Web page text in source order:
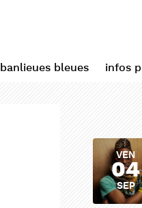
banlieues bleues infos
VEN
04
SEP